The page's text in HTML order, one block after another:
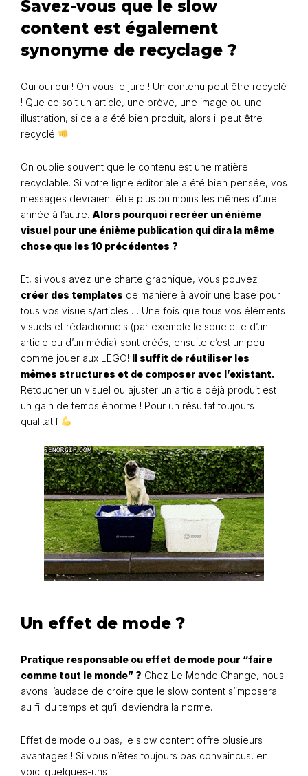
Savez-vous que le slow
content est également
synonyme de recyclage ?
Oui oui oui ! On vous le jure ! Un contenu peut être recyclé
! Que ce soit un article, une brève, une image ou une
illustration, si cela a été bien produit, alors il peut être
recyclé
On oublie souvent que le contenu est une matière
recyclable. Si votre ligne éditoriale a été bien pensée, vos
messages devraient être plus ou moins les mêmes d’une
année à l’autre. Alors pourquoi recréer un énième
visuel pour une énième publication qui dira la même
chose que les 10 précédentes ?
Et, si vous avez une charte graphique, vous pouvez
créer des templates de manière à avoir une base pour
tous vos visuels/articles … Une fois que tous vos éléments
visuels et rédactionnels (par exemple le squelette d’un
article ou d’un média) sont créés, ensuite c’est un peu
comme jouer aux LEGO! Il suffit de réutiliser les
mêmes structures et de composer avec l’existant.
Retoucher un visuel ou ajuster un article déjà produit est
un gain de temps énorme ! Pour un résultat toujours
qualitatif
Un effet de mode ?
Pratique responsable ou effet de mode pour “faire
comme tout le monde” ? Chez Le Monde Change, nous
avons l’audace de croire que le slow content s’imposera
au fil du temps et qu’il deviendra la norme.
Effet de mode ou pas, le slow content offre plusieurs
avantages ! Si vous n’êtes toujours pas convaincus, en
voici quelques-uns :